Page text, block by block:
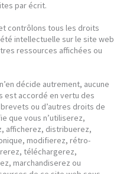
par écrit.
contrôlons tous les droits
intellectuelle sur le site web
ressources affichées ou
décide autrement, aucune
est accordé en vertu des
ou d’autres droits de
que vous n’utiliserez,
afficherez, distribuerez,
modifierez, rétro-
téléchargerez,
marchandiserez ou